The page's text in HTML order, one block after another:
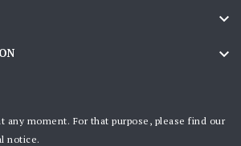


any moment. For that purpose, please find our
notice.